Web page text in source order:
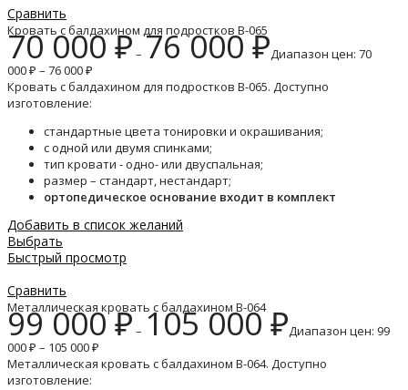
Сравнить
Кровать с балдахином для подростков B-065
70 000₽– 76 000₽Диапазон цен: 70
000 ₽ – 76 000 ₽
Кровать с балдахином для подростков B-065. Доступно
изготовление:
стандартные цвета тонировки и окрашивания;
с одной или двумя спинками;
тип кровати - одно- или двуспальная;
размер – стандарт, нестандарт;
ортопедическое основание входит в комплект
Добавить в список желаний
Выбрать
Быстрый просмотр
Сравнить
Металлическая кровать с балдахином B-064
99 000₽– 105 000₽Диапазон цен: 99
000 ₽ – 105 000 ₽
Металлическая кровать с балдахином B-064. Доступно
изготовление: